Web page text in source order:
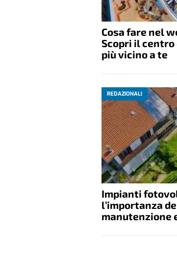
Cosa fare nel
Scopri il
più vicino a te
REDAZIONALI
Impianti
l’importanza
manutenzione